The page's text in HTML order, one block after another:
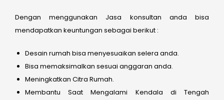
Dengan menggunakan Jasa konsultan anda bisa
mendapatkan keuntungan sebagai berikut :
Desain rumah bisa menyesuaikan selera anda.
Bisa memaksimalkan sesuai anggaran anda.
Meningkatkan Citra Rumah.
Membantu Saat Mengalami Kendala di Tengah